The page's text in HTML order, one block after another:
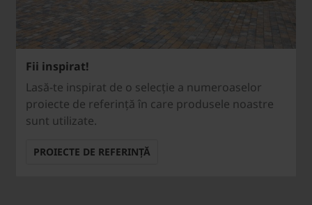
Fii inspirat!
Lasă-te inspirat de o selecție a numeroaselor
proiecte de referință în care produsele noastre
sunt utilizate.
PROIECTE DE REFERINȚĂ